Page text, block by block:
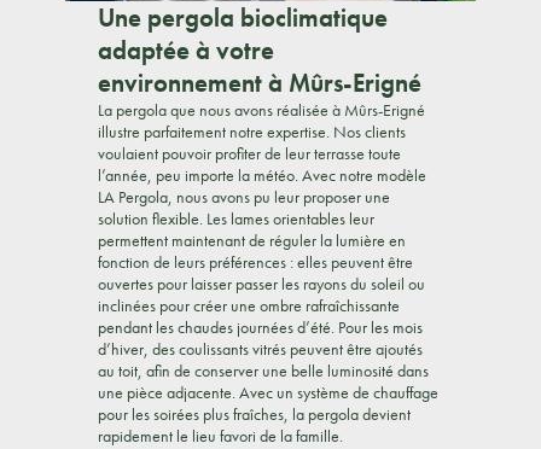
Une pergola bioclimatique
adaptée à votre
environnement à Mûrs-Erigné
La pergola que nous avons réalisée à Mûrs-Erigné
illustre parfaitement notre expertise. Nos clients
voulaient pouvoir profiter de leur terrasse toute
l’année, peu importe la météo. Avec notre modèle
LA Pergola, nous avons pu leur proposer une
solution flexible. Les lames orientables leur
permettent maintenant de réguler la lumière en
fonction de leurs préférences : elles peuvent être
ouvertes pour laisser passer les rayons du soleil ou
inclinées pour créer une ombre rafraîchissante
pendant les chaudes journées d’été. Pour les mois
d’hiver, des coulissants vitrés peuvent être ajoutés
au toit, afin de conserver une belle luminosité dans
une pièce adjacente. Avec un système de chauffage
pour les soirées plus fraîches, la pergola devient
rapidement le lieu favori de la famille.